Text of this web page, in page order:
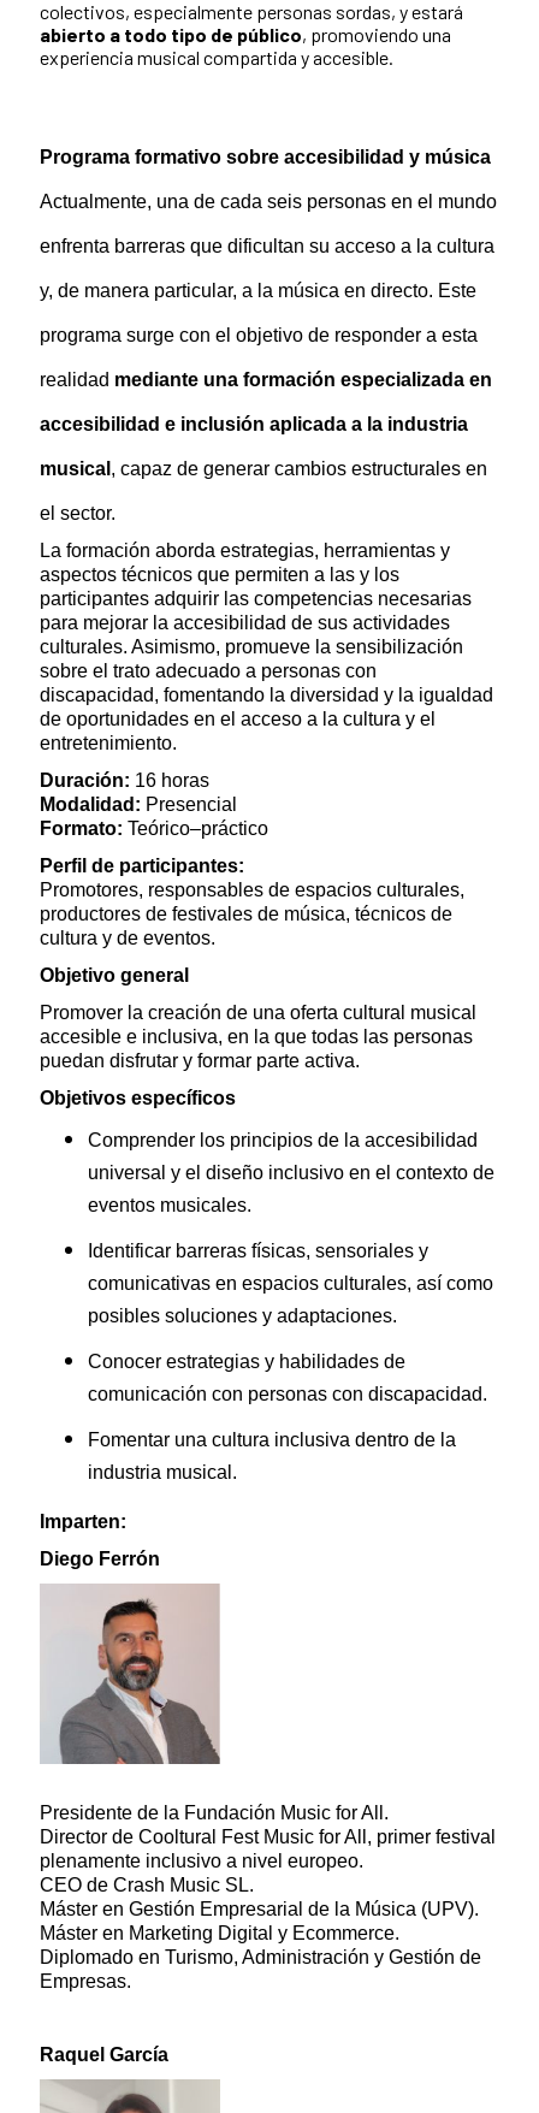
colectivos, especialmente personas sordas, y estará
abierto a todo tipo de público, promoviendo una
experiencia musical compartida y accesible.
Programa formativo sobre accesibilidad y música
Actualmente, una de cada seis personas en el mundo
enfrenta barreras que dificultan su acceso a la cultura
y, de manera particular, a la música en directo. Este
programa surge con el objetivo de responder a esta
realidad mediante una formación especializada en
accesibilidad e inclusión aplicada a la industria
musical , capaz de generar cambios estructurales en
el sector.
La formación aborda estrategias, herramientas y
aspectos técnicos que permiten a las y los
participantes adquirir las competencias necesarias
para mejorar la accesibilidad de sus actividades
culturales. Asimismo, promueve la sensibilización
sobre el trato adecuado a personas con
discapacidad, fomentando la diversidad y la igualdad
de oportunidades en el acceso a la cultura y el
entretenimiento.
Duración: 16 horas
Modalidad: Presencial
Formato: Teórico–práctico
Perfil de participantes:
Promotores, responsables de espacios culturales,
productores de festivales de música, técnicos de
cultura y de eventos.
Objetivo general
Promover la creación de una oferta cultural musical
accesible e inclusiva, en la que todas las personas
puedan disfrutar y formar parte activa.
Objetivos específicos
Comprender los principios de la accesibilidad
universal y el diseño inclusivo en el contexto de
eventos musicales.
Identificar barreras físicas, sensoriales y
comunicativas en espacios culturales, así como
posibles soluciones y adaptaciones.
Conocer estrategias y habilidades de
comunicación con personas con discapacidad.
Fomentar una cultura inclusiva dentro de la
industria musical.
Imparten:
Diego Ferrón
Presidente de la Fundación Music for All.
Director de Cooltural Fest Music for All, primer festival
plenamente inclusivo a nivel europeo.
CEO de Crash Music SL.
Máster en Gestión Empresarial de la Música (UPV).
Máster en Marketing Digital y Ecommerce.
Diplomado en Turismo, Administración y Gestión de
Empresas.
Raquel García